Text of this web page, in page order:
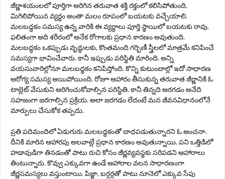
జీర్ణాశయంలలో పూర్తిగా అరిగిన తరువాత శక్తి రక్తంలో కలిసిపోతుంది.
మిగిలిపోయిన వ్యర్ధం అంతా మలం రూపంలో బయటకు వచ్చేయాలి.
మలబద్ధకం సమస్య ఉన్న వారికి ఈ వ్యర్ధాలు పూర్తి స్థాయిలో బయటకు రావు.
ఫలితంగా అది శరీరంలో అనేక రోగాలకు ప్రధాన కారణం అవుతుంది.
మలబద్ధకం ఒకప్పుడు వృద్ధులకు, కొంతమంది గర్భిణీ స్త్రీలలో మాత్రమే కనిపించే
సమస్యగా భావించేవారు. కానీ ఇప్పుడు పరిస్థితి మారింది. అన్ని
వయసువారిల్లోనూ మలబద్ధకం కనిపిస్తోంది. కొన్ని కుటుంబాల్లో ఇదో సాధారణ
ఆరోగ్య సమస్య అయిపోయింది. రోజూ ఆహారం తీసుకున్న తరువాత జీర్ణానికి ఓ
టాబ్లెట్ వేసుకుని అరిగించుకోవాల్సిన పరిస్థితి. కానీ తిన్నది అరగడం అనేది
సహజంగా జరగాల్సిన ప్రక్రియ. అలా జరగడం లేదంటే మన జీవనవిధానంలోనే
మార్పులు చేసుకోక తప్పదు.
ప్రతి పదిమందిలో ఏడుగురు మలబద్ధకంతో బాధపడుతున్నారని ఓ అంచనా.
దీనికి మారిన ఆహారపు అలవాట్లే ప్రధాన కారణం అవుతున్నాయి. పని ఒత్తిడిలో
హడావుడిగా తినడంతో పాటు రుచి కోసం జీర్ణవ్యవస్థకు సరిపడని ఆహారాలు
తింటున్నారు. కొవ్వు ఎక్కువగా ఉండే ఆహారాల వలన సాధారణంగా
జీర్ణసమస్యలు వస్తుంటాయి. పిజ్జా, బర్గర్లతో పాటు నూనెలో ఎక్కువ సేపు